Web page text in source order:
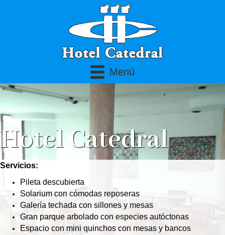
Menú
Hotel Catedral
Servicios:
Pileta descubierta
Solarium con cómodas reposeras
Galería techada con sillones y mesas
Gran parque arbolado con especies autóctonas
Espacio con mini quinchos con mesas y bancos